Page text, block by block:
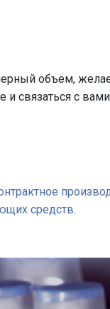
объем,
и связаться с
средств.